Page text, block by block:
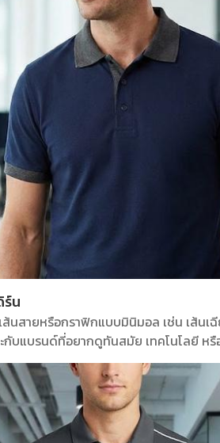
ร์น
ส้นสายหรือกราฟิกแบบมินิมอล เช่น เส้น
กับแบรนด์ที่อยากดูทันสมัย เทคโนโลยี ห